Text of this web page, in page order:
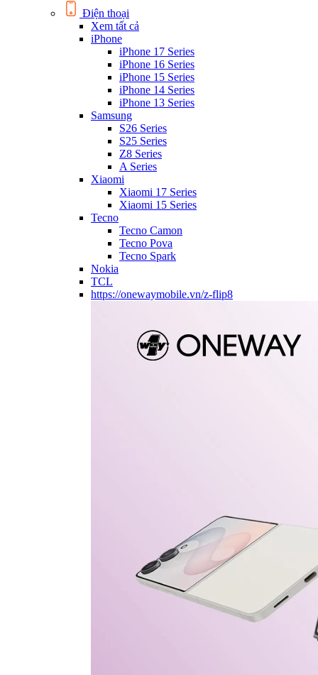
Điện thoại
Xem tất cả
iPhone
iPhone 17 Series
iPhone 16 Series
iPhone 15 Series
iPhone 14 Series
iPhone 13 Series
Samsung
S26 Series
S25 Series
Z8 Series
A Series
Xiaomi
Xiaomi 17 Series
Xiaomi 15 Series
Tecno
Tecno Camon
Tecno Pova
Tecno Spark
Nokia
TCL
https://onewaymobile.vn/z-flip8